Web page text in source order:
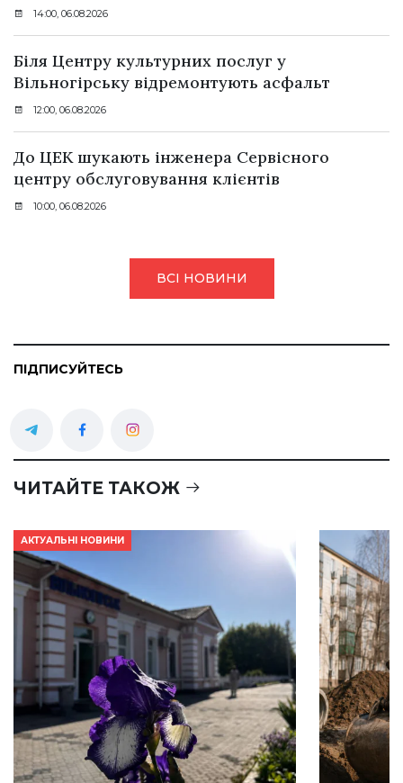
14:00, 06.08.2026
Біля Центру культурних послуг у
Вільногірську відремонтують асфальт
12:00, 06.08.2026
До ЦЕК шукають інженера Сервісного
центру обслуговування клієнтів
10:00, 06.08.2026
ВСІ НОВИНИ
ПІДПИСУЙТЕСЬ
ЧИТАЙТЕ ТАКОЖ
АКТУАЛЬНІ НОВИНИ